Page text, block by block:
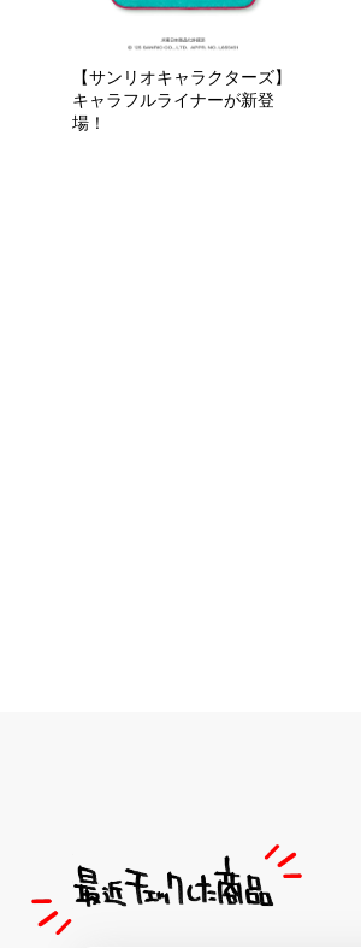
【サンリオキャラクターズ】
キャラフルライナーが新登
場！